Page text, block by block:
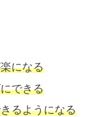
になる
できる
るようになる